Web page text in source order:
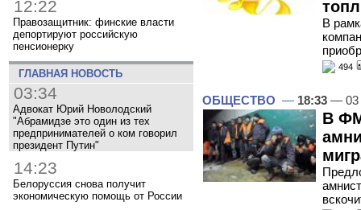
12:22
Правозащитник: финские власти
депортируют российскую
пенсионерку
ГЛАВНАЯ НОВОСТЬ
03:34
Адвокат Юрий Новолодский
"Абрамидзе это один из тех
предпринимателей о ком говорил
президент Путин"
14:23
Белоруссия снова получит
экономическую помощь от России
В
494
ОБЩЕСТВО — 18:33 — 03
В